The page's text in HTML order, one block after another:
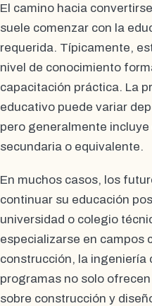
El camino hacia
suele comenzar con la
requerida. Típicamente,
nivel de conocimiento
capacitación práctica. La
educativo puede variar
pero generalmente
secundaria o equivalente.
En muchos casos, los
continuar su educación
universidad o colegio
especializarse en campos
construcción, la ingeniería
programas no solo
sobre construcción y